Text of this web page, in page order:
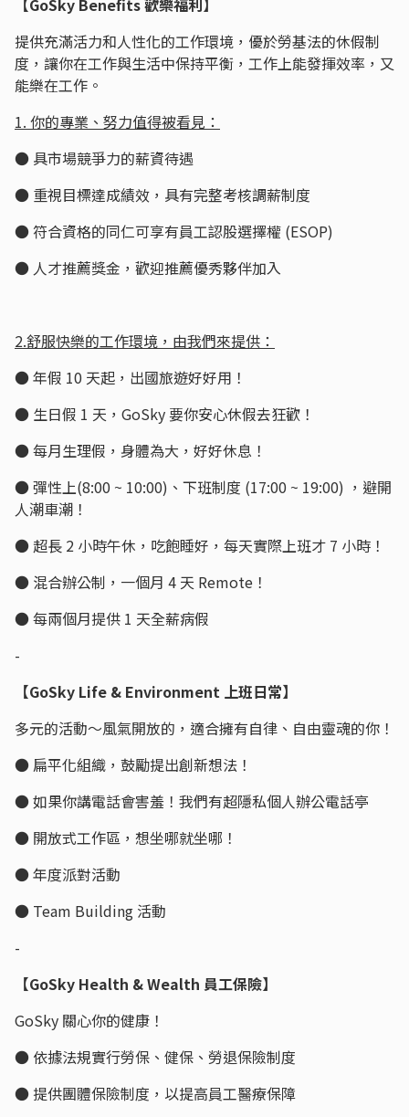
【GoSky Benefits 歡樂福利】
提供充滿活力和人性化的工作環境，優於勞基法的休假制
度，讓你在工作與生活中保持平衡，工作上能發揮效率，又
能樂在工作。
1. 你的專業、努力值得被看見：
● 具市場競爭力的薪資待遇
● 重視目標達成績效，具有完整考核調薪制度
● 符合資格的同仁可享有員工認股選擇權 (ESOP)
● 人才推薦獎金，歡迎推薦優秀夥伴加入
2.舒服快樂的工作環境，由我們來提供：
● 年假 10 天起，出國旅遊好好用！
● 生日假 1 天，GoSky 要你安心休假去狂歡！
● 每月生理假，身體為大，好好休息！
● 彈性上(8:00 ~ 10:00)、下班制度 (17:00 ~ 19:00) ，避開
人潮車潮！
● 超長 2 小時午休，吃飽睡好，每天實際上班才 7 小時！
● 混合辦公制，一個月 4 天 Remote！
● 每兩個月提供 1 天全薪病假
-
【GoSky Life & Environment 上班日常】
多元的活動～風氣開放的，適合擁有自律、自由靈魂的你！
● 扁平化組織，鼓勵提出創新想法！
● 如果你講電話會害羞！我們有超隱私個人辦公電話亭
● 開放式工作區，想坐哪就坐哪！
● 年度派對活動
● Team Building 活動
-
【GoSky Health & Wealth 員工保險】
GoSky 關心你的健康！
● 依據法規實行勞保、健保、勞退保險制度
● 提供團體保險制度，以提高員工醫療保障